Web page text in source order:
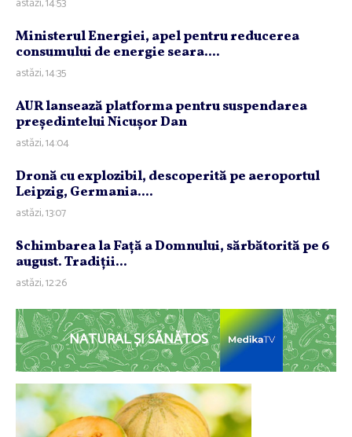
Ministerul Energiei, apel pentru reducerea
consumului de energie seara....
astăzi, 14:35
AUR lansează platforma pentru suspendarea
preşedintelui Nicuşor Dan
astăzi, 14:04
Dronă cu explozibil, descoperită pe aeroportul
Leipzig, Germania....
astăzi, 13:07
Schimbarea la Faţă a Domnului, sărbătorită pe 6
august. Tradiţii...
astăzi, 12:26
NATURAL ȘI SĂNĂTOS